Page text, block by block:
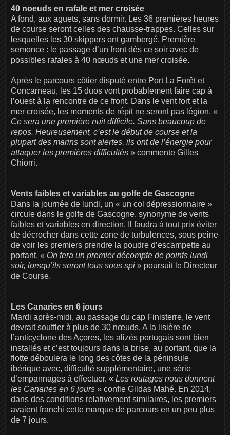
40 noeuds en rafale et mer croisée
A fond, aux aguets, sans dormir. Les 36 premières heures
de course seront celles des chausse-trappes. Celles sur
lesquelles les 30 skippers ont gambergé. Première
semonce : le passage d’un front dès ce soir avec de
possibles rafales à 40 nœuds et une mer croisée.
Après le parcours côtier disputé entre Port La Forêt et
Concarneau, les 15 duos vont probablement faire cap à
l’ouest à la rencontre de ce front. Dans le vent fort et la
mer croisée, les moments de répit ne seront pas légion. «
Ce sera une première nuit difficile. Sans beaucoup de
repos. Heureusement, c’est le début de course et la
plupart des marins sont alertes, ils ont de l’énergie pour
attaquer les premières difficultés » commente Gilles
Chiorri.
Vents faibles et variables au golfe de Gascogne
Dans la journée de lundi, un « un col dépressionnaire »
circule dans le golfe de Gascogne, synonyme de vents
faibles et variables en direction. Il faudra à tout prix éviter
de décrocher dans cette zone de turbulences, sous peine
de voir les premiers prendre la poudre d’escampette au
portant. « On fera un premier décompte de points lundi
soir, lorsqu’ils seront tous sous spi » poursuit le Directeur
de Course.
Les Canaries en 6 jours
Mardi après-midi, au passage du cap Finisterre, le vent
devrait souffler à plus de 30 nœuds. A la lisière de
l’anticyclone des Açores, les alizés portugais sont bien
installés et c’est toujours dans la brise, au portant, que la
flotte déboulera le long des côtes de la péninsule
ibérique avec, difficulté supplémentaire, une série
d’empannages à effectuer. « Les routages nous donnent
les Canaries en 6 jours » confie Gildas Mahé. En 2014,
dans des conditions relativement similaires, les premiers
avaient franchi cette marque de parcours en un peu plus
de 7 jours.